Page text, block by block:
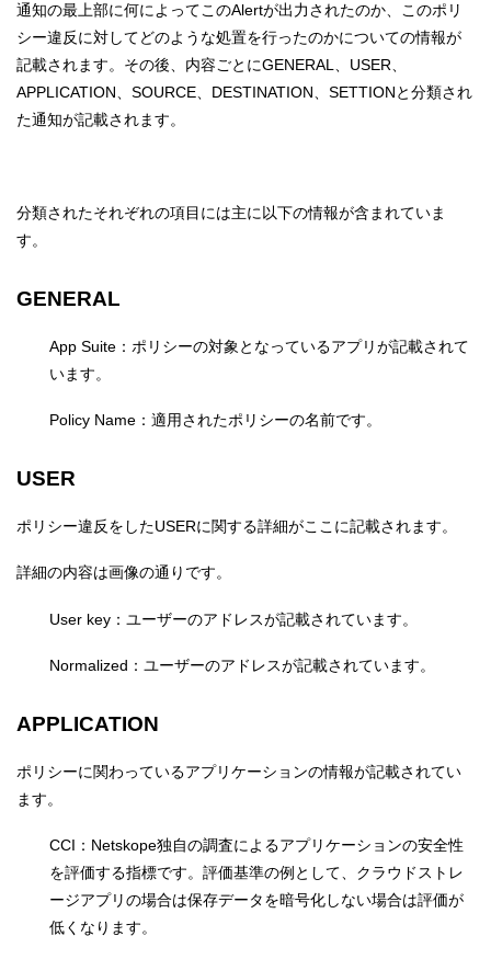
通知の最上部に何によってこのAlertが出力されたのか、このポリ
シー違反に対してどのような処置を行ったのかについての情報が
記載されます。その後、内容ごとにGENERAL、USER、
APPLICATION、SOURCE、DESTINATION、SETTIONと分類され
た通知が記載されます。
分類されたそれぞれの項目には主に以下の情報が含まれていま
す。
GENERAL
App Suite：ポリシーの対象となっているアプリが記載されて
います。
Policy Name：適用されたポリシーの名前です。
USER
ポリシー違反をしたUSERに関する詳細がここに記載されます。
詳細の内容は画像の通りです。
User key：ユーザーのアドレスが記載されています。
Normalized：ユーザーのアドレスが記載されています。
APPLICATION
ポリシーに関わっているアプリケーションの情報が記載されてい
ます。
CCI：Netskope独自の調査によるアプリケーションの安全性
を評価する指標です。評価基準の例として、クラウドストレ
ージアプリの場合は保存データを暗号化しない場合は評価が
低くなります。